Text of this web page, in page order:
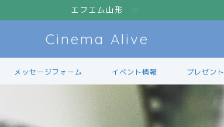
エフエム山形
Cinema Alive
メッセージフォーム イベント情報 プレゼント